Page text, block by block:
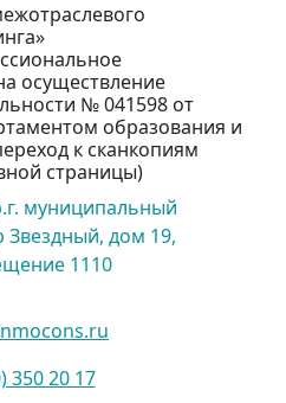
осуществление
№ 041598 от
образования и
к сканкопиям
страницы)
муниципальный
Звездный, дом 19,
1110
350 20 17